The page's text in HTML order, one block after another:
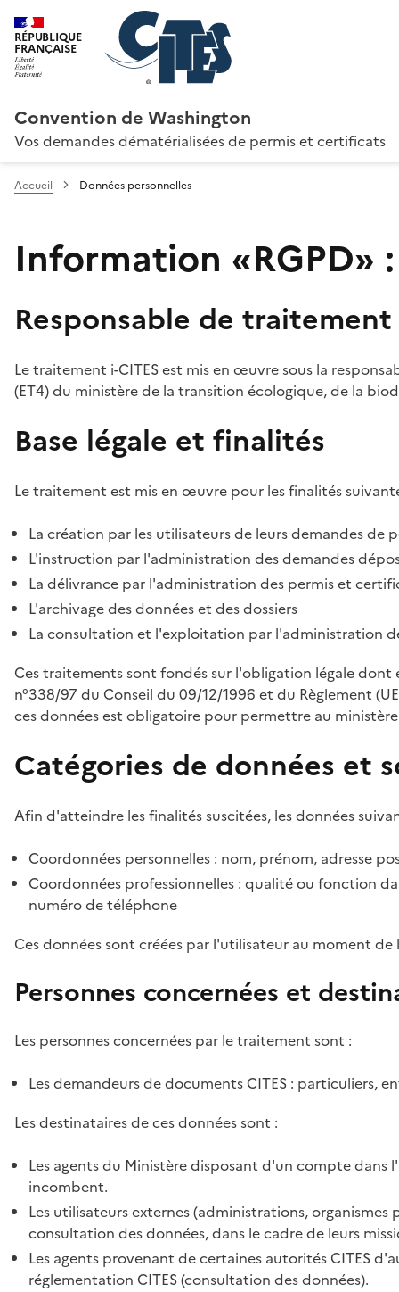
RÉPUBLIQUE
FRANÇAISE
Convention de Washington
Vos demandes dématérialisées de permis et certificats
Accueil Données personnelles
Information «RGPD»
Responsable de traitement
Le traitement i-CITES est mis en œuvre sous la
(ET4) du ministère de la transition écologique, de la
Base légale et finalités
Le traitement est mis en œuvre pour les finalités
La création par les utilisateurs de leurs demandes
L'instruction par l'administration des demandes
La délivrance par l'administration des permis et
L'archivage des données et des dossiers
La consultation et l'exploitation par l'administration
Ces traitements sont fondés sur l'obligation légale
n°338/97 du Conseil du 09/12/1996 et du Règlement
ces données est obligatoire pour permettre au
Catégories de données et
Afin d'atteindre les finalités suscitées, les données
Coordonnées personnelles : nom, prénom, adresse
Coordonnées professionnelles : qualité ou fonction
numéro de téléphone
Ces données sont créées par l'utilisateur au moment
Personnes concernées et
Les personnes concernées par le traitement sont :
Les demandeurs de documents CITES : particuliers,
Les destinataires de ces données sont :
Les agents du Ministère disposant d'un compte
incombent.
Les utilisateurs externes (administrations,
consultation des données, dans le cadre de leurs
Les agents provenant de certaines autorités CITES
réglementation CITES (consultation des données).